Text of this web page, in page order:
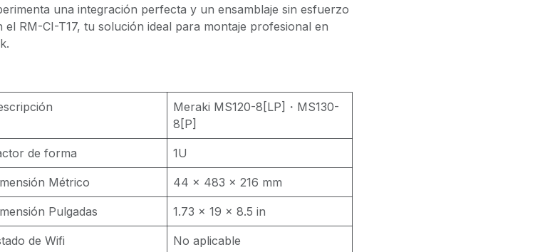
una integración perfecta y un ensamblaje sin esfuerzo
el RM-CI-T17, tu solución ideal para montaje profesional en
Meraki MS120-8[LP]・MS130-
8[P]
de forma 1U
Métrico 44 x 483 x 216 mm
Pulgadas 1.73 x 19 x 8.5 in
de Wifi No aplicable